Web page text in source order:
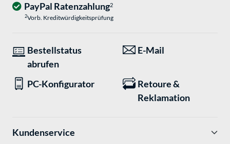
PayPal Ratenzahlung2
2Vorb. Kreditwürdigkeitsprüfung
Bestellstatus
abrufen
E-Mail
PC-Konfigurator
Retoure &
Reklamation
Kundenservice